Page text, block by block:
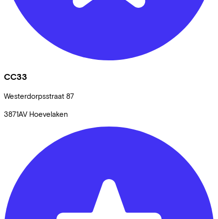
CC33
Westerdorpsstraat 87
3871AV Hoevelaken